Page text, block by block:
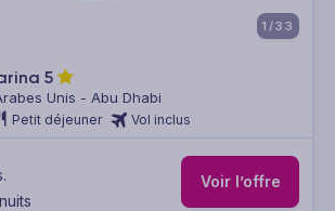
1/33
5
Unis - Abu Dhabi
Petit déjeuner Vol inclus
Voir l’offre